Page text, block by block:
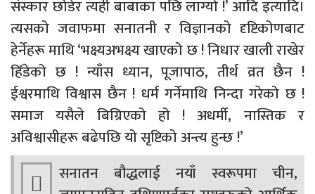
संस्कार छोडेर त्यही बाबाका पछि लाग्यो !’ आदि इत्यादि।
त्यसको जवाफमा सनातनी र विज्ञानको दृष्टिकोणबाट
हेर्नेहरू माथि ‘भक्ष्यअभक्ष्य खाएको छ ! निधार खाली राखेर
हिँडेको छ ! न्याँस ध्यान, पूजापाठ, तीर्थ व्रत छैन !
ईश्वरमाथि विश्वास छैन ! धर्म गर्नेमाथि निन्दा गरेको छ !
समाज यसैले बिग्रिएको हो ! अधर्मी, नास्तिक र
अविश्वासीहरू बढेपछि यो सृष्टिको अन्त्य हुन्छ !’
सनातन बौद्धलाई नयाँ स्वरूपमा चीन,